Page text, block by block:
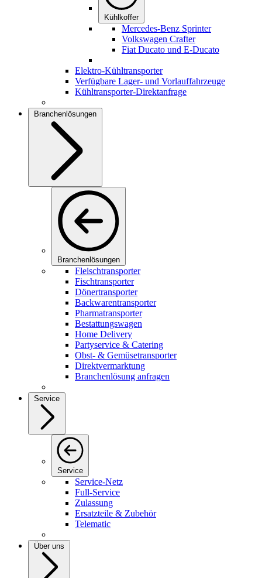
Kühlkoffer
Mercedes-Benz Sprinter
Volkswagen Crafter
Fiat Ducato und E-Ducato
Elektro-Kühltransporter
Verfügbare Lager- und Vorlauffahrzeuge
Kühltransporter-Direktanfrage
Branchenlösungen
Branchenlösungen
Fleischtransporter
Fischtransporter
Dönertransporter
Backwarentransporter
Pharmatransporter
Bestattungswagen
Home Delivery
Partyservice & Catering
Obst- & Gemüsetransporter
Direktvermarktung
Branchenlösung anfragen
Service
Service
Service-Netz
Full-Service
Zulassung
Ersatzteile & Zubehör
Telematic
Über uns